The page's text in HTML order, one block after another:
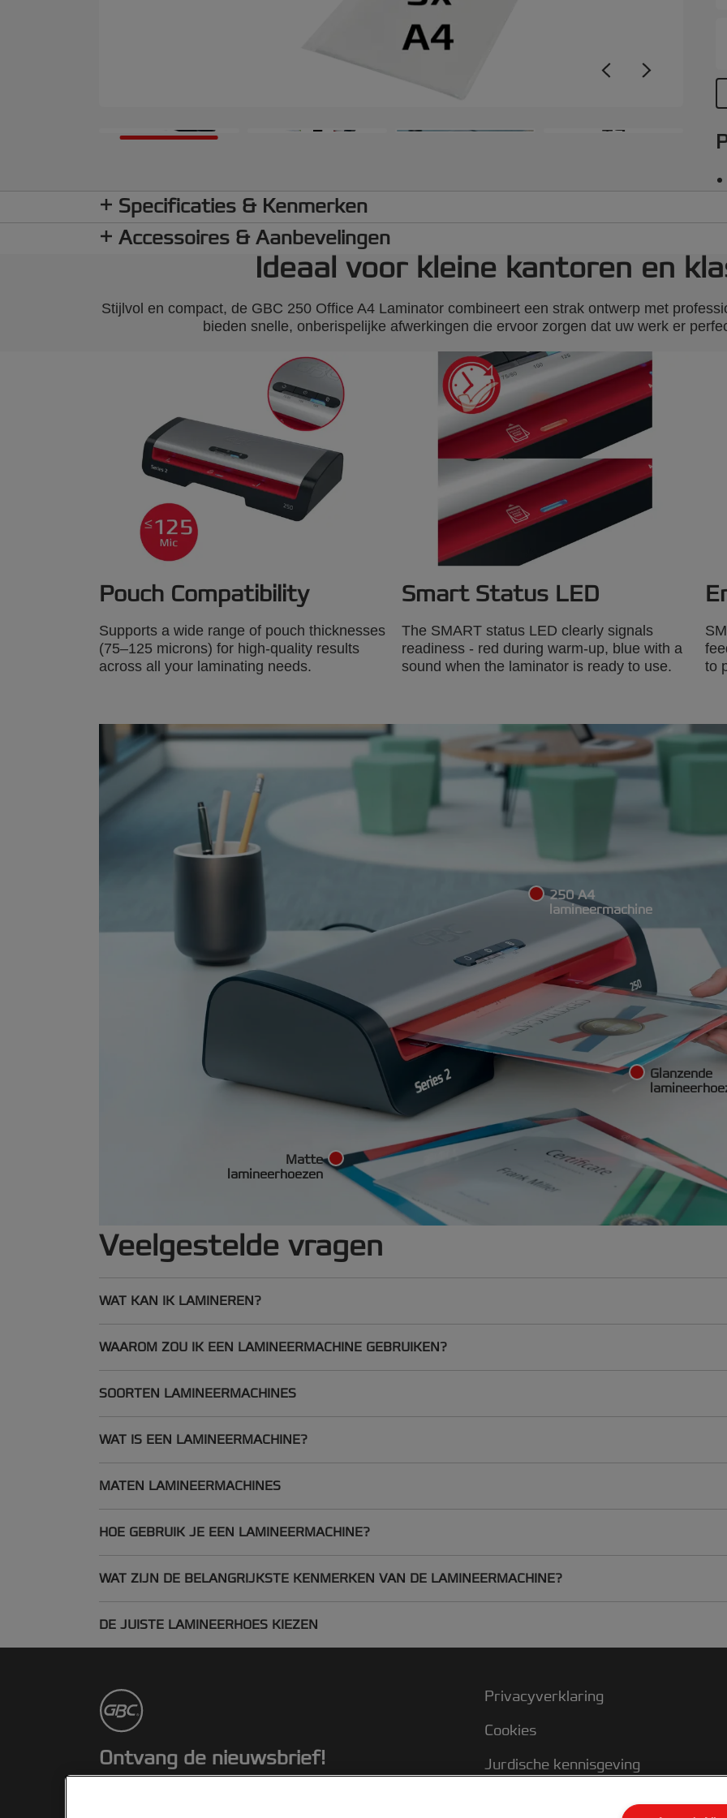
+9
Specificaties & Kenmerken
Accessoires & Aanbevelingen
Ideaal voor kleine kantoren en
Stijlvol en compact, de GBC 250 Office A4 Laminator combineert een strak ontwerp met
bieden snelle, onberispelijke afwerkingen die ervoor zorgen dat uw werk er
Pouch Compatibility
Supports a wide range of pouch thicknesses
(75–125 microns) for high-quality results
across all your laminating needs.
Smart Status LED
The SMART status LED clearly signals
readiness - red during warm-up, blue with a
sound when the laminator is ready to use.
to
Glanzende
Matte
lamineerhoezen
250 A4
lamineermachine
Veelgestelde vragen
WAT KAN IK LAMINEREN?
WAAROM ZOU IK EEN LAMINEERMACHINE GEBRUIKEN?
SOORTEN LAMINEERMACHINES
WAT IS EEN LAMINEERMACHINE?
MATEN LAMINEERMACHINES
HOE GEBRUIK JE EEN LAMINEERMACHINE?
WAT ZIJN DE BELANGRIJKSTE KENMERKEN VAN DE LAMINEERMACHINE?
DE JUISTE LAMINEERHOES KIEZEN
Ontvang de nieuwsbrief!
Privacyverklaring
Cookies
Jurdische kennisgeving